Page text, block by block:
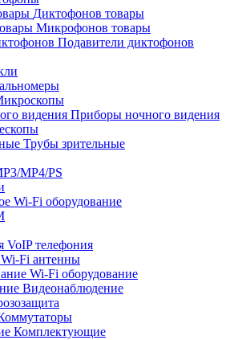
Диктофонов товары
Микрофонов товары
Подавители диктофонов
Приборы ночного видения
Трубы зрительные
MP4/PS
Wi-Fi оборудование
VoIP телефония
Wi-Fi антенны
Wi-Fi оборудование
Видеонаблюдение
Комплектующие